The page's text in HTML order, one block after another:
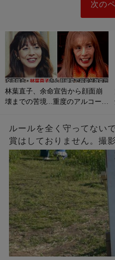
次の
林葉直子、余命宣告から顔面崩
壊までの苦境...重度のアルコール
ルールを全く守ってない
賞はしておりません。撮影